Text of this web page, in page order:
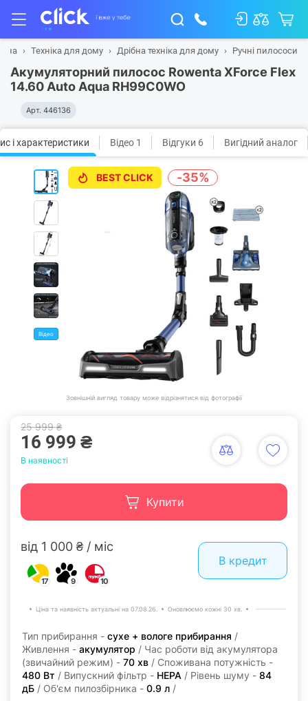
Техніка для дому Дрібна техніка для дому Ручні пилососи
Акумуляторний пилосос Rowenta XForce Flex
14.60 Auto Aqua RH99C0WO
Арт. 446136
і характеристики Відео 1 Відгуки 6 Вигідний аналог
Відео
BEST CLICK -35%
Зовнішній вигляд товару може відрізнятися від фотографії
25 999 ₴
16 999 ₴
В наявності
Купити
від 1 000 ₴ / міс
17 9 10
В кредит
Ціна та наявність актуальні на 07.08.26. Оновлюємо кожні 30 хв.
Тип прибирання - сухе + вологе прибирання /
Живлення - акумулятор / Час роботи від акумулятора
(звичайний режим) - 70 хв / Споживана потужність -
480 Вт / Випускний фільтр - HEPA / Рівень шуму - 84
дБ / Об'єм пилозбірника - 0.9 л /